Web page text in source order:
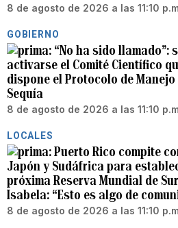
8 de agosto de 2026 a las 11:10
GOBIERNO
“No ha sido llamado”:
activarse el Comité Científico
dispone el Protocolo de Manejo
Sequía
8 de agosto de 2026 a las 11:10
LOCALES
Puerto Rico compite
Japón y Sudáfrica para
próxima Reserva Mundial de
Isabela: “Esto es algo de
8 de agosto de 2026 a las 11:10